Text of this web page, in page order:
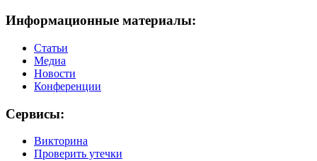
Информационные материалы:
Статьи
Медиа
Новости
Конференции
Сервисы:
Викторина
Проверить утечки